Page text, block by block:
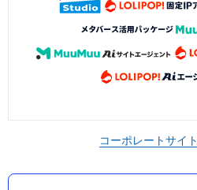
コーポレートサイト